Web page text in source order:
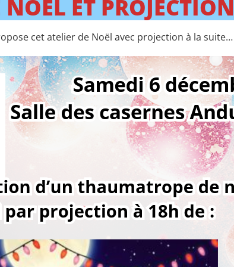
ET PROJECTION
cet atelier de Noël avec projection à la suite…